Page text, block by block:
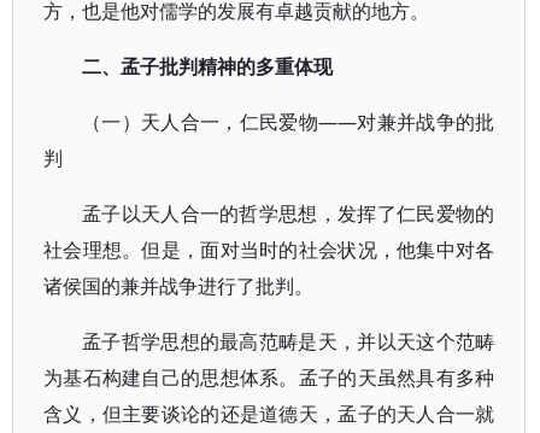
方，也是他对儒学的发展有卓越贡献的地方。
二、孟子批判精神的多重体现
（一）天人合一，仁民爱物——对兼并战争的批
判
孟子以天人合一的哲学思想，发挥了仁民爱物的
社会理想。但是，面对当时的社会状况，他集中对各
诸侯国的兼并战争进行了批判。
孟子哲学思想的最高范畴是天，并以天这个范畴
为基石构建自己的思想体系。孟子的天虽然具有多种
含义，但主要谈论的还是道德天，孟子的天人合一就